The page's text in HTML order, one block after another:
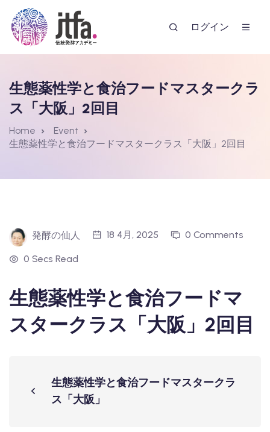
ログイン
生態薬性学と食治フードマスタークラ
ス「大阪」2回目
Home
Event
生態薬性学と食治フードマスタークラス「大阪」2回目
発酵の仙人 18 4月, 2025 0 Comments
0 Secs Read
生態薬性学と食治フードマ
スタークラス「大阪」2回目
生態薬性学と食治フードマスタークラ
ス「大阪」